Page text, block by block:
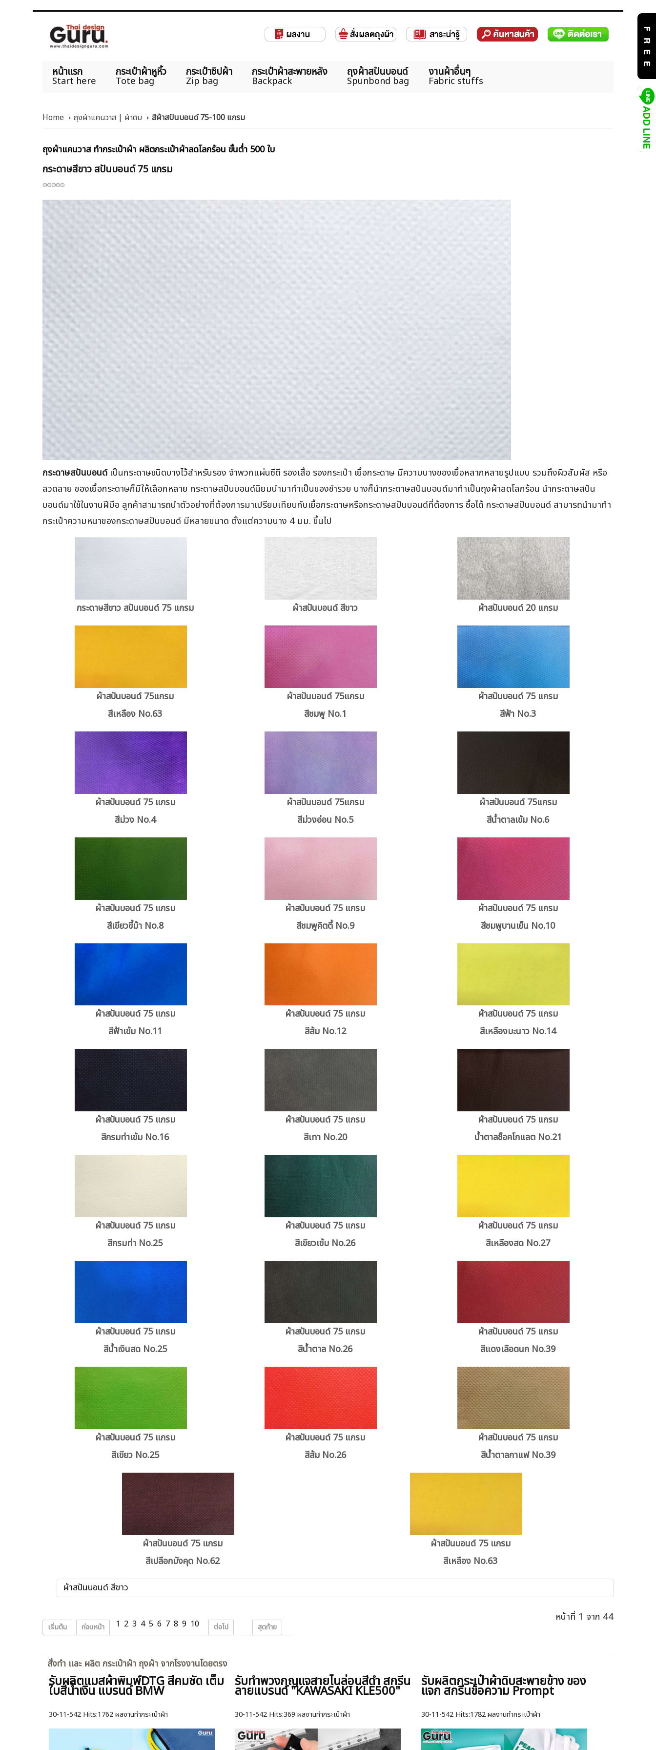
หน้าแรก
Start here
กระเป๋าผ้าหูหิ้ว
Tote bag
กระเป๋าซิปผ้า
Zip bag
กระเป๋าผ้าสะพายหลัง
Backpack
ถุงผ้าสปันบอนด์
Spunbond bag
งานผ้าอื่นๆ
Fabric stuffs
Home ถุงผ้าแคนวาส | ผ้าดิบ สีผ้าสปันบอนด์ 75-100 แกรม
ถุงผ้าแคนวาส ทำกระเป๋าผ้า ผลิตกระเป๋าผ้าลดโลกร้อน ขั้นต่ำ 500 ใบ
กระดาษสีขาว สปันบอนด์ 75 แกรม
กระดาษสปันบอนด์เป็นกระดาษชนิดบางไว้สำหรับรอง จำพวกแผ่นซีดี รองเสื้อ รองกระเป๋า เยื้อกระดาษ มีความบางของเยื้อหลากหลายรูปแบบ รวมถึงผิวสัมผัส หรือ
ลวดลาย ของเยื้อกระดาษก็มีให้เลือกหลาย กระดาษสปันบอนด์นิยมนำมาทำเป็นของชำรวย บางก็นำกระดาษสปันบอนด์มาทำเป็นถุงผ้าลดโลกร้อน นำกระดาษสปัน
บอนด์มาใช้ในงานฝีมือ ลูกค้าสามารถนำตัวอย่างที่ต้องการมาเปรียบเทียบกับเยื้อกระดาษหรือกระดาษสปันบอนด์ที่ต้องการ ซื้อได้ กระดาษสปันบอนด์ สามารถนำมาทำ
กระเป๋าความหนาของกระดาษสปันบอนด์ มีหลายขนาด ตั้งแต่ความบาง 4 มม. ขึ้นไป
กระดาษสีขาว สปันบอนด์ 75 แกรม ผ้าสปันบอนด์ สีขาว ผ้าสปันบอนด์ 20 แกรม
ผ้าสปันบอนด์ 75แกรม
สีเหลือง No.63
ผ้าสปันบอนด์ 75แกรม
สีชมพู No.1
ผ้าสปันบอนด์ 75 แกรม
สีฟ้า No.3
ผ้าสปันบอนด์ 75 แกรม
สีม่วง No.4
ผ้าสปันบอนด์ 75แกรม
สีม่วงอ่อน No.5
ผ้าสปันบอนด์ 75แกรม
สีน้ำตาลเข้ม No.6
ผ้าสปันบอนด์ 75 แกรม
สีเขียวขี้ม้า No.8
ผ้าสปันบอนด์ 75 แกรม
สีชมพูคิตตี้ No.9
ผ้าสปันบอนด์ 75 แกรม
สีชมพูบานเย็น No.10
ผ้าสปันบอนด์ 75 แกรม
สีฟ้าเข้ม No.11
ผ้าสปันบอนด์ 75 แกรม
สีส้ม No.12
ผ้าสปันบอนด์ 75 แกรม
สีเหลืองมะนาว No.14
ผ้าสปันบอนด์ 75 แกรม
สีกรมท่าเข้ม No.16
ผ้าสปันบอนด์ 75 แกรม
สีเทา No.20
ผ้าสปันบอนด์ 75 แกรม
น้ำตาลช็อคโกแลต No.21
ผ้าสปันบอนด์ 75 แกรม
สีกรมท่า No.25
ผ้าสปันบอนด์ 75 แกรม
สีเขียวเข้ม No.26
ผ้าสปันบอนด์ 75 แกรม
สีเหลืองสด No.27
ผ้าสปันบอนด์ 75 แกรม
สีน้ำเงินสด No.25
ผ้าสปันบอนด์ 75 แกรม
สีน้ำตาล No.26
ผ้าสปันบอนด์ 75 แกรม
สีแดงเลือดนก No.39
ผ้าสปันบอนด์ 75 แกรม
สีเขียว No.25
ผ้าสปันบอนด์ 75 แกรม
สีส้ม No.26
ผ้าสปันบอนด์ 75 แกรม
สีน้ำตาลกาแฟ No.39
ผ้าสปันบอนด์ 75 แกรม
สีเปลือกมังคุด No.62
ผ้าสปันบอนด์ 75 แกรม
สีเหลือง No.63
ผ้าสปันบอนด์ สีขาว
หน้าที่ 1 จาก 44
เริ่มต้น ก่อนหน้า 1 2 3 4 5 6 7 8 9 10 ต่อไป สุดท้าย
สั่งทำ และ ผลิต กระเป๋าผ้า ถุงผ้า จากโรงงานโดยตรง
รับผลิตแมสผ้าพิมพ์DTG สีคมชัด เต็ม
ใบสีน้ำเงิน แบรนด์ BMW
30-11-542 Hits:1762 ผลงานทำกระเป๋าผ้า
รับทำพวงกุญแจสายไนล่อนสีดำ สกรีน
ลายแบรนด์ "KAWASAKI KLE500"
30-11-542 Hits:369 ผลงานทำกระเป๋าผ้า
รับผลิตกระเป๋าผ้าดิบสะพายข้าง ของ
แจก สกรีนข้อความ Prompt
30-11-542 Hits:1782 ผลงานทำกระเป๋าผ้า